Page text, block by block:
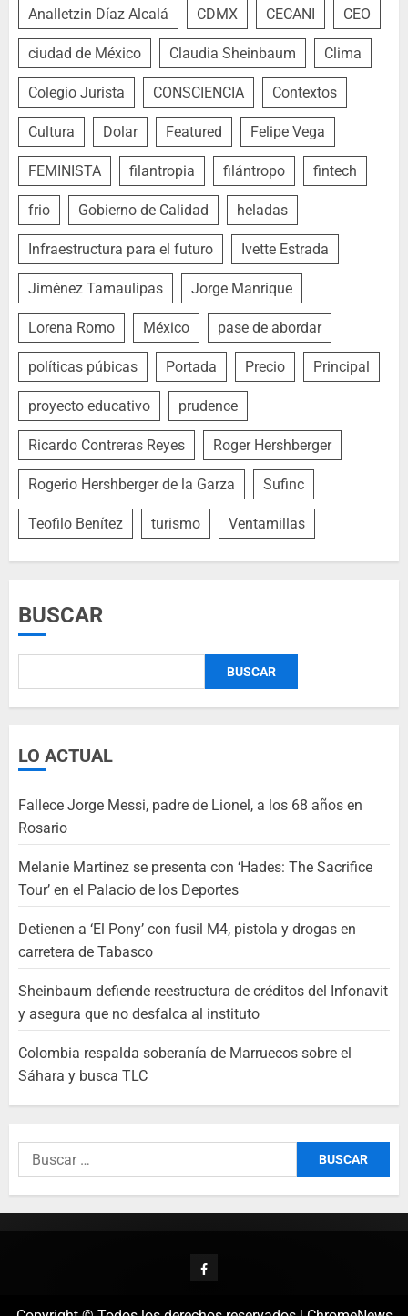
Analletzin Díaz Alcalá CDMX CECANI CEO
ciudad de México Claudia Sheinbaum Clima
Colegio Jurista CONSCIENCIA Contextos
Cultura Dolar Featured Felipe Vega
FEMINISTA filantropia filántropo fintech
frio Gobierno de Calidad heladas
Infraestructura para el futuro Ivette Estrada
Jiménez Tamaulipas Jorge Manrique
Lorena Romo México pase de abordar
políticas púbicas Portada Precio Principal
proyecto educativo prudence
Ricardo Contreras Reyes Roger Hershberger
Rogerio Hershberger de la Garza Sufinc
Teofilo Benítez turismo Ventamillas
BUSCAR
BUSCAR
LO ACTUAL
Fallece Jorge Messi, padre de Lionel, a los 68 años en
Rosario
Melanie Martinez se presenta con ‘Hades: The Sacrifice
Tour’ en el Palacio de los Deportes
Detienen a ‘El Pony’ con fusil M4, pistola y drogas en
carretera de Tabasco
Sheinbaum defiende reestructura de créditos del Infonavit
y asegura que no desfalca al instituto
Colombia respalda soberanía de Marruecos sobre el
Sáhara y busca TLC